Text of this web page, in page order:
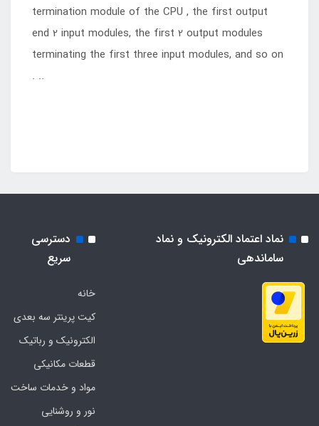
termination module of the CPU , the first output
end 2 input modules, the first 2 output modules
terminating the first three input modules, and so on
. ..
نماد اعتماد الکترونیک و نماد
ساماندهی
دسترسی
سریع
خانه
کیت پرینتر سه بعدی
الکترونیک و رباتیک
قطعات مکانیکی
مواد و خدمات ساخت
نور و روشنایی